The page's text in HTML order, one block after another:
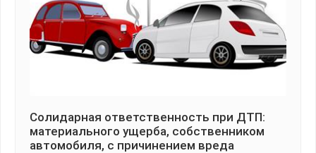
при ДТП:
Метадон или опиаты в моче:
сколько держатся и как избежать
лишения прав